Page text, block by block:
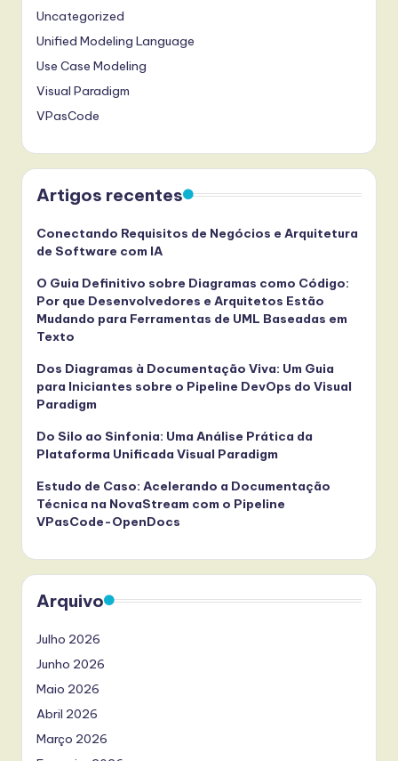
Uncategorized
Unified Modeling Language
Use Case Modeling
Visual Paradigm
VPasCode
Artigos recentes
Conectando Requisitos de Negócios e Arquitetura
de Software com IA
O Guia Definitivo sobre Diagramas como Código:
Por que Desenvolvedores e Arquitetos Estão
Mudando para Ferramentas de UML Baseadas em
Texto
Dos Diagramas à Documentação Viva: Um Guia
para Iniciantes sobre o Pipeline DevOps do Visual
Paradigm
Do Silo ao Sinfonia: Uma Análise Prática da
Plataforma Unificada Visual Paradigm
Estudo de Caso: Acelerando a Documentação
Técnica na NovaStream com o Pipeline
VPasCode-OpenDocs
Arquivo
Julho 2026
Junho 2026
Maio 2026
Abril 2026
Março 2026